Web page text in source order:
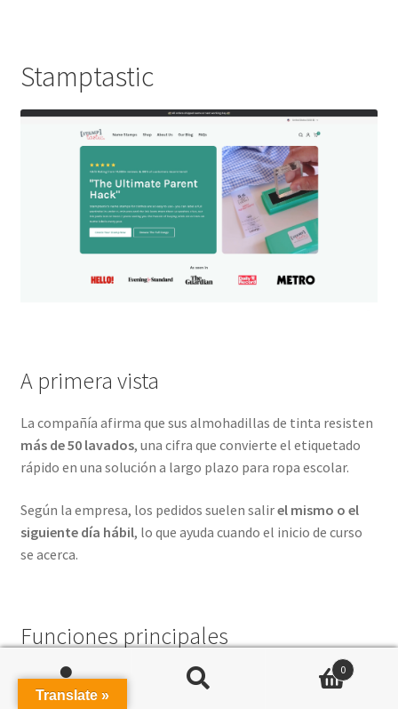
Stamptastic
A primera vista
La compañía afirma que sus almohadillas de tinta resisten
más de 50 lavados, una cifra que convierte el etiquetado
rápido en una solución a largo plazo para ropa escolar.
Según la empresa, los pedidos suelen salirel mismo o el
siguiente día hábil, lo que ayuda cuando el inicio de curso
se acerca.
Funciones principales
Sellos personalizados para tela
que se pueden
diseñar en la web y aplicar directamente sobre
Search
Search
0
Translate »